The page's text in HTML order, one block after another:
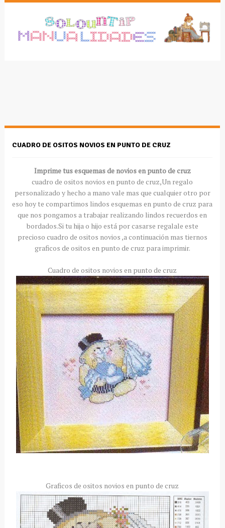
CUADRO DE OSITOS NOVIOS EN PUNTO DE CRUZ
Imprime tus esquemas de novios en punto de cruz
cuadro de ositos novios en punto de cruz,Un regalo
personalizado y hecho a mano vale mas que cualquier otro por
eso hoy te compartimos lindos esquemas en punto de cruz para
que nos pongamos a trabajar realizando lindos recuerdos en
bordados.Si tu hija o hijo está por casarse regalale este
precioso cuadro de ositos novios ,a continuación mas tiernos
graficos de ositos en punto de cruz para imprimir.
Cuadro de ositos novios en punto de cruz
Graficos de ositos novios en punto de cruz